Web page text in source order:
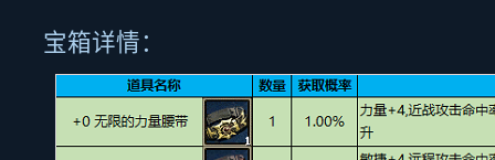
宝箱详情：